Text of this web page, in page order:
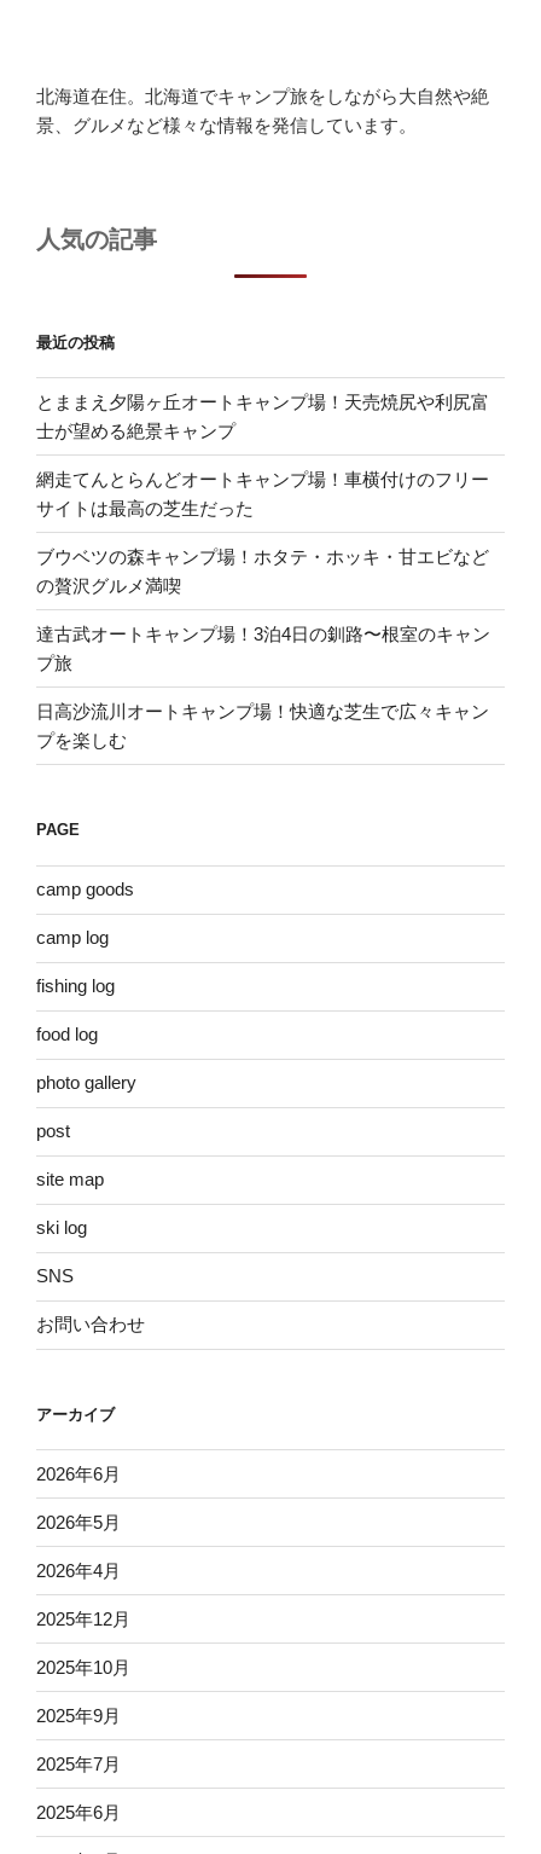
北海道在住。北海道でキャンプ旅をしながら大自然や絶
景、グルメなど様々な情報を発信しています。
人気の記事
最近の投稿
とままえ夕陽ヶ丘オートキャンプ場！天売焼尻や利尻富
士が望める絶景キャンプ
網走てんとらんどオートキャンプ場！車横付けのフリー
サイトは最高の芝生だった
ブウベツの森キャンプ場！ホタテ・ホッキ・甘エビなど
の贅沢グルメ満喫
達古武オートキャンプ場！3泊4日の釧路〜根室のキャン
プ旅
日高沙流川オートキャンプ場！快適な芝生で広々キャン
プを楽しむ
PAGE
camp goods
camp log
fishing log
food log
photo gallery
post
site map
ski log
SNS
お問い合わせ
アーカイブ
2026年6月
2026年5月
2026年4月
2025年12月
2025年10月
2025年9月
2025年7月
2025年6月